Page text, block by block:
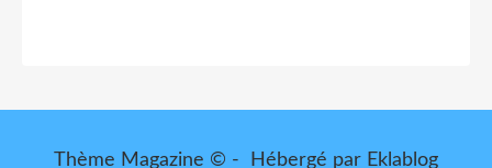
Thème Magazine © - Hébergé par Eklablog